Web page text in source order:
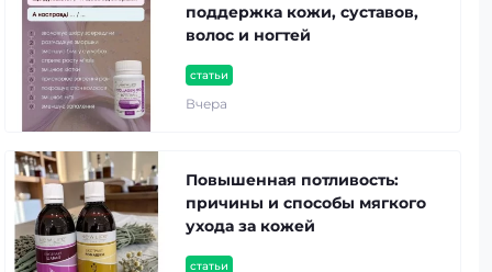
статьи
Вчера
поддержка кожи, суставов,
волос и ногтей
статьи
Повышенная потливость:
причины и способы мягкого
ухода за кожей